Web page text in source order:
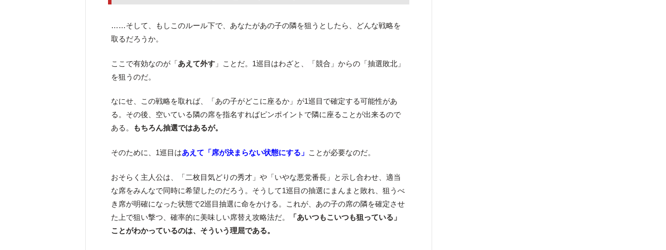
……そして、もしこのルール下で、あなたがあの子の隣を狙うとしたら、どんな戦略を
取るだろうか。
ここで有効なのが「あえて外す 」ことだ。1巡目はわざと、「競合」からの「抽選敗北」
を狙うのだ。
なにせ、この戦略を取れば、「あの子がどこに座るか」が1巡目で確定する可能性があ
る。その後、空いている隣の席を指名すればピンポイントで隣に座ることが出来るので
ある。
もちろん抽選ではあるが。
そのために、1巡目はあえて「席が決まらない状態にする」 ことが必要なのだ。
おそらく主人公は、「二枚目気どりの秀才」や「いやな悪党番長」と示し合わせ、適当
な席をみんなで同時に希望したのだろう。そうして1巡目の抽選にまんまと敗れ、狙うべ
き席が明確になった状態で2巡目抽選に命をかける。これが、あの子の席の隣を確定させ
た上で狙い撃つ、確率的に美味しい席替え攻略法だ。
「あいつもこいつも狙っている」
ことがわかっているのは、そういう理屈である。